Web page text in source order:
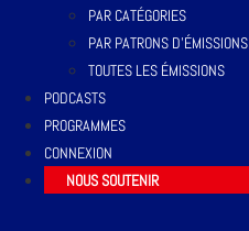
PAR CATÉGORIES
PAR PATRONS D’ÉMISSIONS
TOUTES LES ÉMISSIONS
PODCASTS
PROGRAMMES
CONNEXION
NOUS SOUTENIR